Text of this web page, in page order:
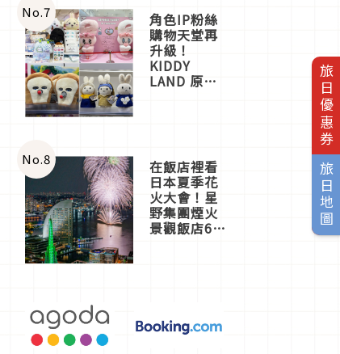
旅日優惠券
旅日地圖
一同給出了
答案
No.7 角色IP粉絲
購物天堂再
升級！
KIDDY
LAND 原宿
店3分即達
No.8 在飯店裡看
日本夏季花
火大會！星
野集團煙火
景觀飯店6